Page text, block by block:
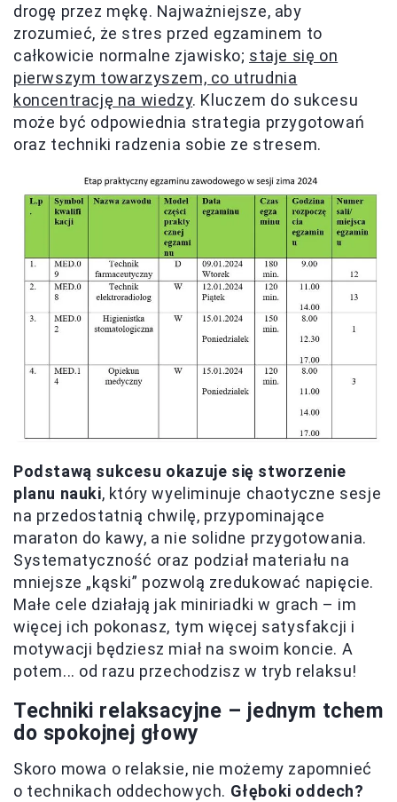
drogę przez mękę. Najważniejsze, aby
zrozumieć, że stres przed egzaminem to
całkowicie normalne zjawisko; staje się on
pierwszym towarzyszem, co utrudnia
koncentrację na wiedzy. Kluczem do sukcesu
może być odpowiednia strategia przygotowań
oraz techniki radzenia sobie ze stresem.
Podstawą sukcesu okazuje się stworzenie
planu nauki, który wyeliminuje chaotyczne sesje
na przedostatnią chwilę, przypominające
maraton do kawy, a nie solidne przygotowania.
Systematyczność oraz podział materiału na
mniejsze „kąski” pozwolą zredukować napięcie.
Małe cele działają jak miniriadki w grach – im
więcej ich pokonasz, tym więcej satysfakcji i
motywacji będziesz miał na swoim koncie. A
potem... od razu przechodzisz w tryb relaksu!
Techniki relaksacyjne – jednym tchem
do spokojnej głowy
Skoro mowa o relaksie, nie możemy zapomnieć
o technikach oddechowych. Głęboki oddech?